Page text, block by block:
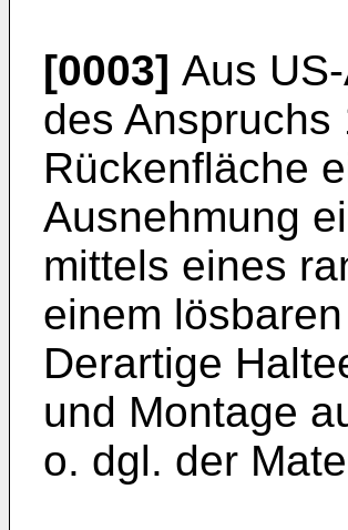
[0003] Aus
des
Rückenfläche
Ausnehmung
mittels eines
einem
Derartige
und Montage
o. dgl. der